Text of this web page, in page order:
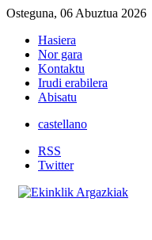
Osteguna, 06 Abuztua 2026
Hasiera
Nor gara
Kontaktu
Irudi erabilera
Abisatu
castellano
RSS
Twitter